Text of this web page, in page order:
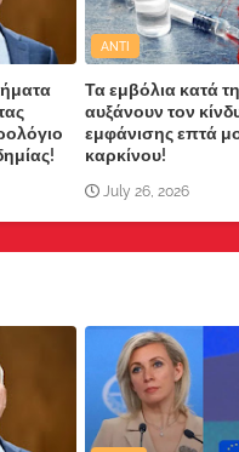
ANTI
Τα εμβόλια κατά
αυξάνουν τον
εμφάνισης επτά
καρκίνου!
July 26, 2026